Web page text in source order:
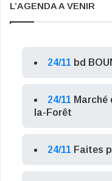
L’AGENDA A VENIR
24/11 bd
24/11 Marché
la-Forêt
24/11 Faites